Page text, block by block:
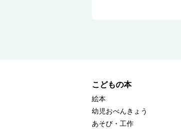
こどもの本
絵本
幼児おべんきょう
あそび・工作